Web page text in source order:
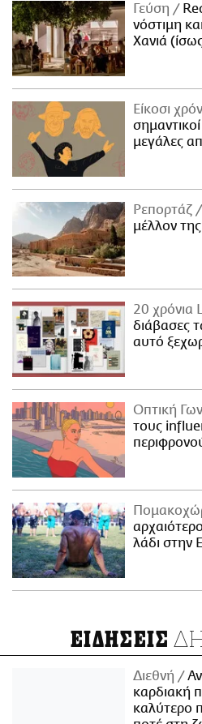
Γεύση
νόστιμη
Χανιά
Είκοσι
μεγάλες
Ρεπορτάζ
μέλλον
20 χρόνια
διάβασες
αυτό
Οπτική
τους
λάδι στην
ΕΙΔΗΣΕΙΣ
Διεθνή
καρδιακή
καλύτερο